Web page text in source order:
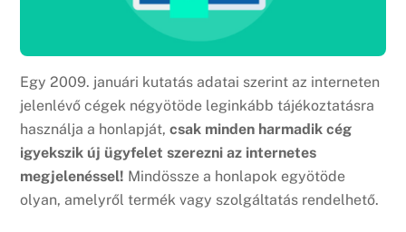
Egy 2009. januári kutatás adatai szerint az interneten
jelenlévő cégek négyötöde leginkább tájékoztatásra
használja a honlapját, csak minden harmadik cég
igyekszik új ügyfelet szerezni az internetes
megjelenéssel! Mindössze a honlapok egyötöde
olyan, amelyről termék vagy szolgáltatás rendelhető.